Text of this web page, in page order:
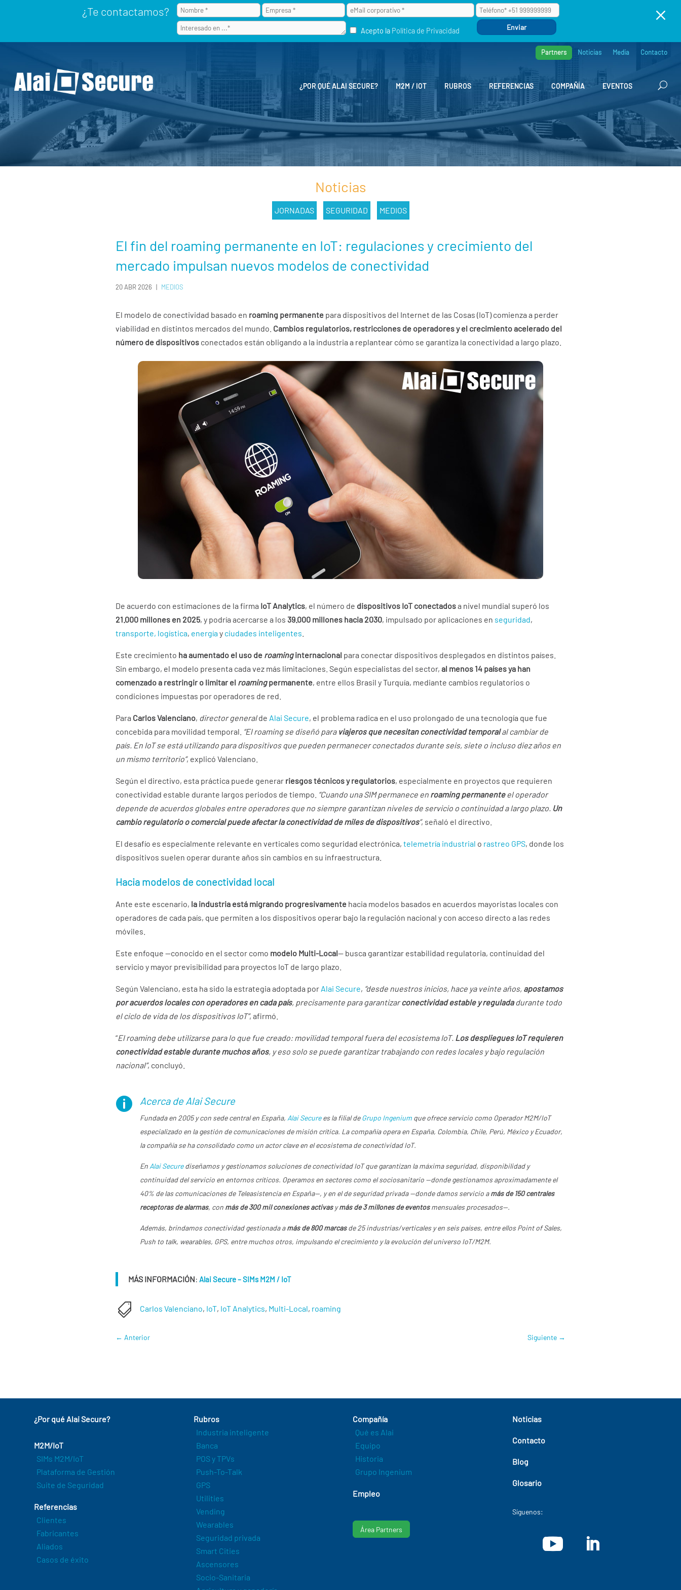
¿Te contactamos?
Acepto la Política de Privacidad
M
Partners Noticias Media Contacto
¿POR QUÉ ALAI SECURE? M2M / IOT RUBROS REFERENCIAS COMPAÑÍA EVENTOS
Noticias
JORNADAS SEGURIDAD MEDIOS
El fin del roaming permanente en IoT: regulaciones y crecimiento del
mercado impulsan nuevos modelos de conectividad
20 ABR 2026 | MEDIOS
El modelo de conectividad basado en roaming permanente para dispositivos del Internet de las Cosas (IoT) comienza a perder
viabilidad en distintos mercados del mundo. Cambios regulatorios, restricciones de operadores y el crecimiento acelerado del
número de dispositivos conectados están obligando a la industria a replantear cómo se garantiza la conectividad a largo plazo.
De acuerdo con estimaciones de la firma IoT Analytics, el número de dispositivos IoT conectadosa nivel mundial superó los
21.000 millones en 2025, y podría acercarse a los39.000 millones hacia 2030, impulsado por aplicaciones en seguridad,
transporte, logística, energíay ciudades inteligentes
Este crecimiento ha aumentado el uso de roaminginternacional para conectar dispositivos desplegados en distintos países.
Sin embargo, el modelo presenta cada vez más limitaciones. Según especialistas del sector,al menos 14 países ya han
comenzado a restringir o limitar el roamingpermanente, entre ellos Brasil y Turquía, mediante cambios regulatorios o
condiciones impuestas por operadores de red.
Para Carlos Valenciano, director generalde Alai Secure, el problema radica en el uso prolongado de una tecnología que fue
concebida para movilidad temporal. “El roaming se diseñó para viajeros que necesitan conectividad temporalal cambiar de
país. En IoT se está utilizando para dispositivos que pueden permanecer conectados durante seis, siete o incluso diez años en
un mismo territorio”, explicó Valenciano.
Según el directivo, esta práctica puede generar riesgos técnicos y regulatorios, especialmente en proyectos que requieren
conectividad estable durante largos periodos de tiempo. “Cuando una SIM permanece en roaming permanenteel operador
depende de acuerdos globales entre operadores que no siempre garantizan niveles de servicio o continuidad a largo plazo. Un
cambio regulatorio o comercial puede afectar la conectividad de miles de dispositivos”, señaló el directivo.
El desafío es especialmente relevante en verticales como seguridad electrónica,telemetría industrial o rastreo GPS, donde los
dispositivos suelen operar durante años sin cambios en su infraestructura.
Hacia modelos de conectividad local
Ante este escenario, la industria está migrando progresivamente hacia modelos basados en acuerdos mayoristas locales con
operadores de cada país, que permiten a los dispositivos operar bajo la regulación nacional y con acceso directo a las redes
móviles.
Este enfoque —conocido en el sector como modelo Multi-Local— busca garantizar estabilidad regulatoria, continuidad del
servicio y mayor previsibilidad para proyectos IoT de largo plazo.
Según Valenciano, esta ha sido la estrategia adoptada por Alai Secure, “desde nuestros inicios, hace ya veinte años, apostamos
por acuerdos locales con operadores en cada país, precisamente para garantizarconectividad estable y reguladadurante todo
el ciclo de vida de los dispositivos IoT”, afirmó.
“El roaming debe utilizarse para lo que fue creado: movilidad temporal fuera del ecosistema IoT. Los despliegues IoT requieren
conectividad estable durante muchos años, y eso solo se puede garantizar trabajando con redes locales y bajo regulación
nacional”, concluyó.
 Acerca de Alai Secure
Fundada en 2005 y con sede central en España, Alai Securees la filial deGrupo Ingeniumque ofrece servicio como Operador M2M/IoT
especializado en la gestión de comunicaciones de misión crítica. La compañía opera en España, Colombia, Chile, Perú, México y Ecuador,
la compañía se ha consolidado como un actor clave en el ecosistema de conectividad IoT.
En Alai Securediseñamos y gestionamos soluciones de conectividad IoT que garantizan la máxima seguridad, disponibilidad y
continuidad del servicio en entornos críticos. Operamos en sectores como el sociosanitario —donde gestionamos aproximadamente el
40% de las comunicaciones de Teleasistencia en España—, y en el de seguridad privada —donde damos servicio amás de 150 centrales
receptoras de alarmas, con más de 300 mil conexiones activasymás de 3 millones de eventosmensuales procesados—.
Además, brindamos conectividad gestionada amás de 800 marcasde 25 industrias/verticales y en seis países, entre ellos Point of Sales,
Push to talk, wearables, GPS, entre muchos otros, impulsando el crecimiento y la evolución del universo IoT/M2M.
MÁS INFORMACIÓN: Alai Secure – SIMs M2M / IoT
 Carlos Valenciano, IoT, IoT Analytics, Multi-Local, roaming
← Anterior Siguiente→
¿Por qué Alai Secure?
M2M/IoT
SIMs M2M/IoT
Plataforma de Gestión
Suite de Seguridad
Referencias
Clientes
Fabricantes
Aliados
Casos de éxito
Rubros
Industria inteligente
Banca
POS y TPVs
Push-To-Talk
GPS
Utilities
Vending
Wearables
Seguridad privada
Smart Cities
Ascensores
Socio-Sanitaria
Compañía
Qué es Alai
Equipo
Historia
Grupo Ingenium
Empleo
Área Partners
Noticias
Contacto
Blog
Glosario
Síguenos: